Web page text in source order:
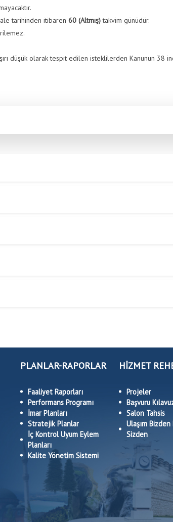
tarihinden itibaren 60 (Altmış)takvim günüdür.
düşük olarak tespit edilen isteklilerden Kanunun 38
PLANLAR-RAPORLAR
Faaliyet Raporları
Performans Programı
İmar Planları
Stratejik Planlar
İç Kontrol Uyum Eylem
Planları
Kalite Yönetim Sistemi
HİZMET
Projeler
Başvuru
Salon Tahsis
Ulaşım Bizden
Sizden